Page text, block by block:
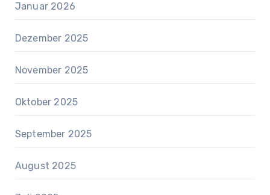
Januar 2026
Dezember 2025
November 2025
Oktober 2025
September 2025
August 2025